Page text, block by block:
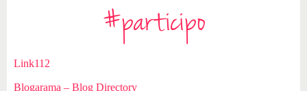
#participo
Link112
Blogarama – Blog Directory